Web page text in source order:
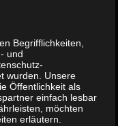
Begrifflichkeiten,
und
wurden. Unsere
Öffentlichkeit als
einfach lesbar
möchten
erläutern.